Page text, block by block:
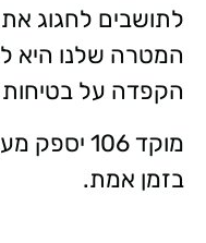
לתושבים לחגוג
המטרה שלנו היא
הקפדה על בטיחות
מוקד 106
בזמן אמת.